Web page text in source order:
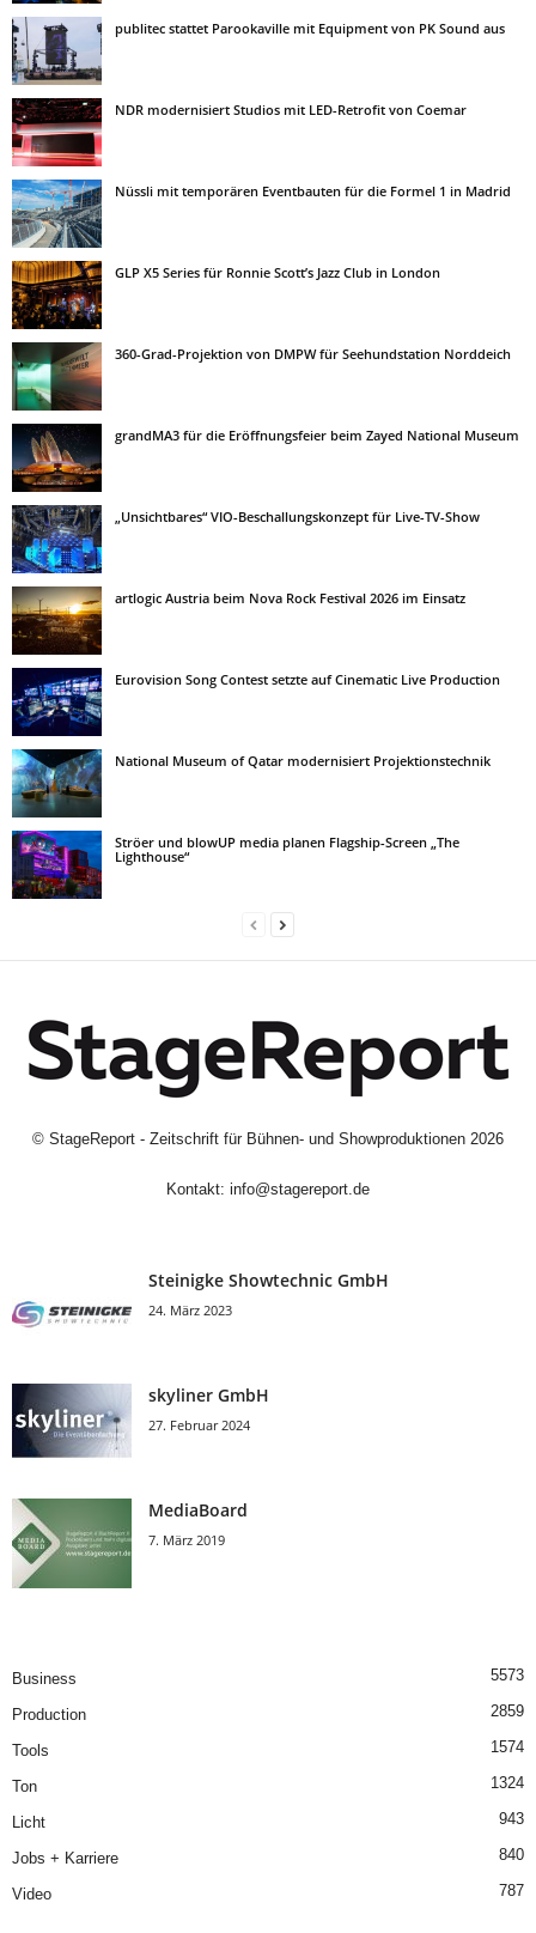
publitec stattet Parookaville mit Equipment von PK Sound aus
NDR modernisiert Studios mit LED-Retrofit von Coemar
Nüssli mit temporären Eventbauten für die Formel 1 in Madrid
GLP X5 Series für Ronnie Scott’s Jazz Club in London
360-Grad-Projektion von DMPW für Seehundstation Norddeich
grandMA3 für die Eröffnungsfeier beim Zayed National Museum
„Unsichtbares“ VIO-Beschallungskonzept für Live-TV-Show
artlogic Austria beim Nova Rock Festival 2026 im Einsatz
Eurovision Song Contest setzte auf Cinematic Live Production
National Museum of Qatar modernisiert Projektionstechnik
Ströer und blowUP media planen Flagship-Screen „The
Lighthouse“
© StageReport - Zeitschrift für Bühnen- und Showproduktionen 2026
Kontakt: info@stagereport.de
Steinigke Showtechnic GmbH
24. März 2023
skyliner GmbH
27. Februar 2024
MediaBoard
7. März 2019
Business 5573
Production 2859
Tools 1574
Ton 1324
Licht 943
Jobs + Karriere 840
Video 787